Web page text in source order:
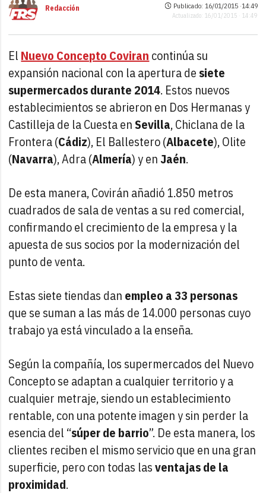
Redacción Publicado: 16/01/2015 ·14:49
Actualizado: 16/01/2015 · 14:49
El Nuevo Concepto Coviran continúa su
expansión nacional con la apertura de siete
supermercados durante 2014. Estos nuevos
establecimientos se abrieron en Dos Hermanas y
Castilleja de la Cuesta enSevilla, Chiclana de la
Frontera (Cádiz), El Ballestero (Albacete), Olite
(Navarra), Adra (Almería) y enJaén.
De esta manera, Covirán añadió 1.850 metros
cuadrados de sala de ventas a su red comercial,
confirmando el crecimiento de la empresa y la
apuesta de sus socios por la modernización del
punto de venta.
Estas siete tiendas dan empleo a 33 personas
que se suman a las más de 14.000 personas cuyo
trabajo ya está vinculado a la enseña.
Según la compañía, los supermercados del Nuevo
Concepto se adaptan a cualquier territorio y a
cualquier metraje, siendo un establecimiento
rentable, con una potente imagen y sin perder la
esencia del “súper de barrio”. De esta manera, los
clientes reciben el mismo servicio que en una gran
superficie, pero con todas lasventajas de la
proximidad.